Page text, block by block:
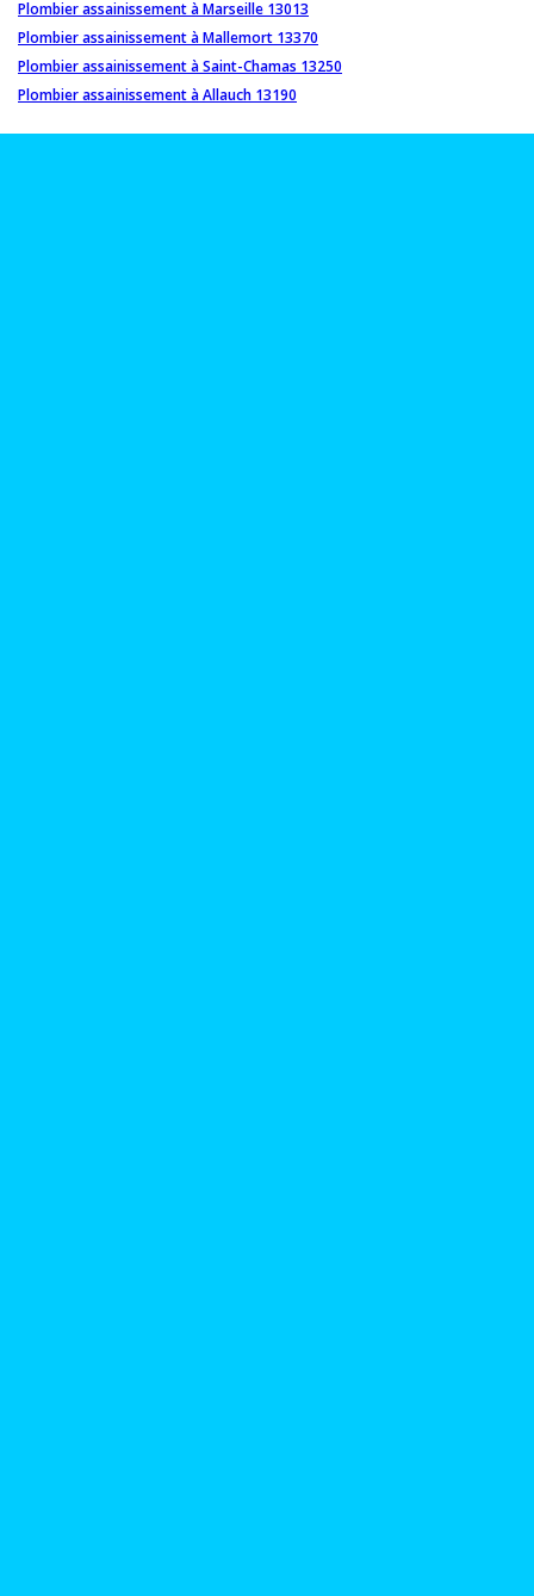
Plombier assainissement à Marseille 13013
Plombier assainissement à Mallemort 13370
Plombier assainissement à Saint-Chamas 13250
Plombier assainissement à Allauch 13190